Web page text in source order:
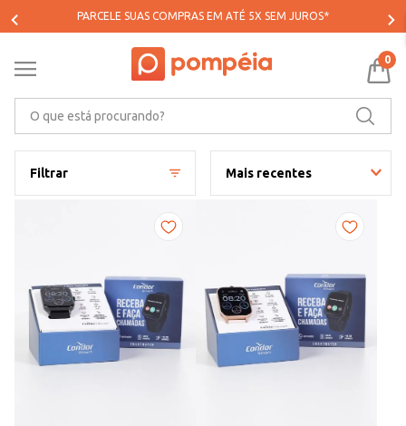
COMPRE COMFRETE GRÁTIS*
0
Filtrar Mais recentes